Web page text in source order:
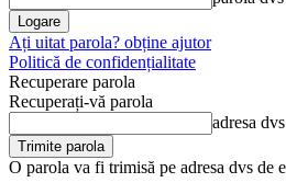
Ați uitat parola? obține ajutor
Politică de confidențialitate
Recuperare parola
Recuperați-vă parola
adresa
O parola va fi trimisă pe adresa dvs de